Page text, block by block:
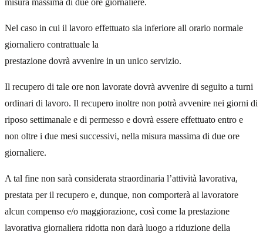
Nel caso in cui il lavoro effettuato sia inferiore all orario normale
giornaliero contrattuale la
prestazione dovrà avvenire in un unico servizio.
Il recupero di tale ore non lavorate dovrà avvenire di seguito a turni
ordinari di lavoro. Il recupero inoltre non potrà avvenire nei giorni di
riposo settimanale e di permesso e dovrà essere effettuato entro e
non oltre i due mesi successivi, nella misura massima di due ore
giornaliere.
A tal fine non sarà considerata straordinaria l’attività lavorativa,
prestata per il recupero e, dunque, non comporterà al lavoratore
alcun compenso e/o maggiorazione, così come la prestazione
lavorativa giornaliera ridotta non darà luogo a riduzione della